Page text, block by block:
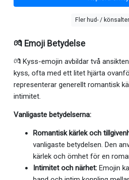
Fler hud- /
💏 Emoji Betydelse
💏 Kyss-emojin avbildar två
kyss, ofta med ett litet hjärta
representerar generellt romantisk
intimitet.
Vanligaste betydelserna:
Romantisk kärlek och
vanligaste betydelsen. Den
kärlek och ömhet för en
Intimitet och närhet: Emojin